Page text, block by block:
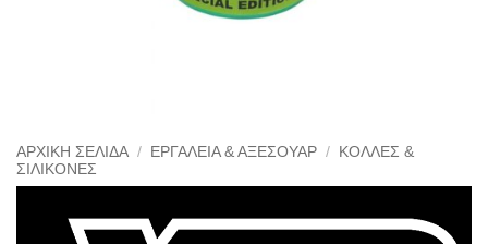
ΑΡΧΙΚΉ ΣΕΛΊΔΑ / ΕΡΓΑΛΕΊΑ & ΑΞΕΣΟΥΆΡ /
ΚΌΛΛΕΣ &
ΣΙΛΙΚΌΝΕΣ